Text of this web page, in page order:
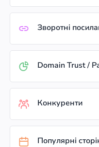
Зворотні
Domain Trust /
Конкуренти
Популярні